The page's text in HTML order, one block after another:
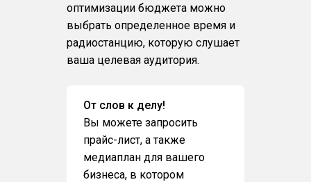
оптимизации бюджета можно
выбрать определенное время и
радиостанцию, которую слушает
ваша целевая аудитория.
От слов к делу!
Вы можете запросить
прайс-лист, а также
медиаплан для вашего
бизнеса, в котором